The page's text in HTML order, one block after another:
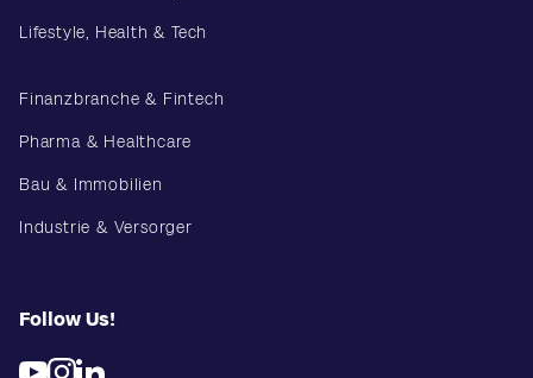
Lifestyle, Health & Tech
Finanzbranche & Fintech
Pharma & Healthcare
Bau & Immobilien
Industrie & Versorger
Follow Us!